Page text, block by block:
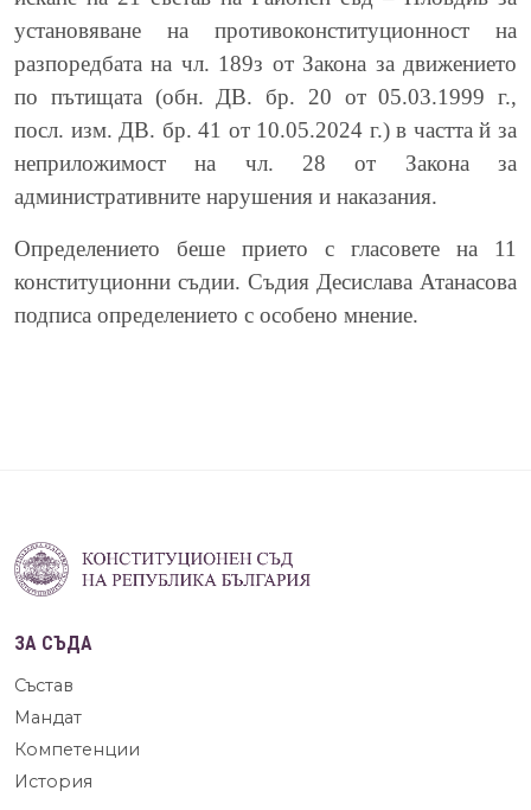
установяване на противоконституционност на
разпоредбата на чл. 189з от Закона за движението
по пътищата (обн. ДВ. бр. 20 от 05.03.1999 г.,
посл. изм. ДВ. бр. 41 от 10.05.2024 г.) в частта й за
неприложимост на чл. 28 от Закона за
административните нарушения и наказания.
Определението беше прието с гласовете на 11
конституционни съдии. Съдия Десислава Атанасова
подписа определението с особено мнение.
ЗА СЪДА
Състав
Мандат
Компетенции
История